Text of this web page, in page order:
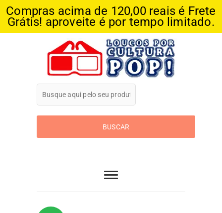
Compras acima de 120,00 reais é Frete
Grátis! aproveite é por tempo limitado.
Loucos Por
Cultura Pop